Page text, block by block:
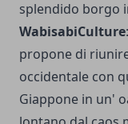
splendido borgo
WabisabiCulture
propone di
occidentale con
Giappone in un'